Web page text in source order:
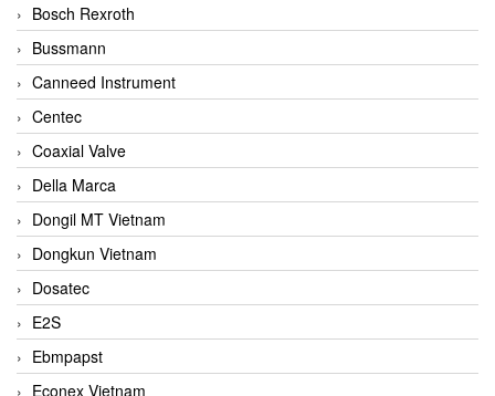
Bosch Rexroth
Bussmann
Canneed Instrument
Centec
Coaxial Valve
Della Marca
Dongil MT Vietnam
Dongkun Vietnam
Dosatec
E2S
Ebmpapst
Econex Vietnam